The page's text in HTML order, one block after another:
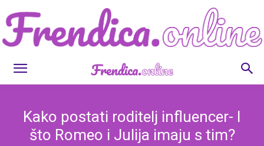
Frendica.online
Kako postati roditelj influencer- I
što Romeo i Julija imaju s tim?